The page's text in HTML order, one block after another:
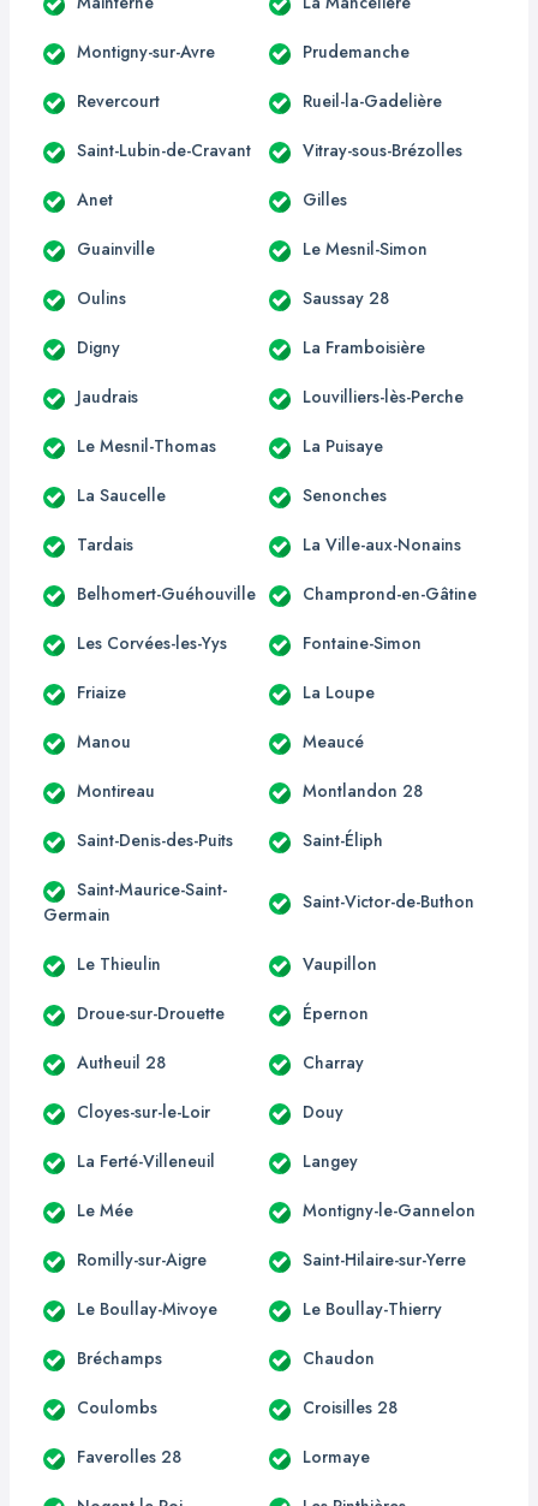
Montigny-sur-Avre Prudemanche
Revercourt Rueil-la-Gadelière
Saint-Lubin-de-Cravant Vitray-sous-Brézolles
Anet Gilles
Guainville Le Mesnil-Simon
Oulins Saussay 28
Digny La Framboisière
Jaudrais Louvilliers-lès-Perche
Le Mesnil-Thomas La Puisaye
La Saucelle Senonches
Tardais La Ville-aux-Nonains
Belhomert-Guéhouville Champrond-en-Gâtine
Les Corvées-les-Yys Fontaine-Simon
Friaize La Loupe
Manou Meaucé
Montireau Montlandon 28
Saint-Denis-des-Puits Saint-Éliph
Saint-Maurice-Saint-
Germain
Saint-Victor-de-Buthon
Le Thieulin Vaupillon
Droue-sur-Drouette Épernon
Autheuil 28 Charray
Cloyes-sur-le-Loir Douy
La Ferté-Villeneuil Langey
Le Mée Montigny-le-Gannelon
Romilly-sur-Aigre Saint-Hilaire-sur-Yerre
Le Boullay-Mivoye Le Boullay-Thierry
Bréchamps Chaudon
Coulombs Croisilles 28
Faverolles 28 Lormaye